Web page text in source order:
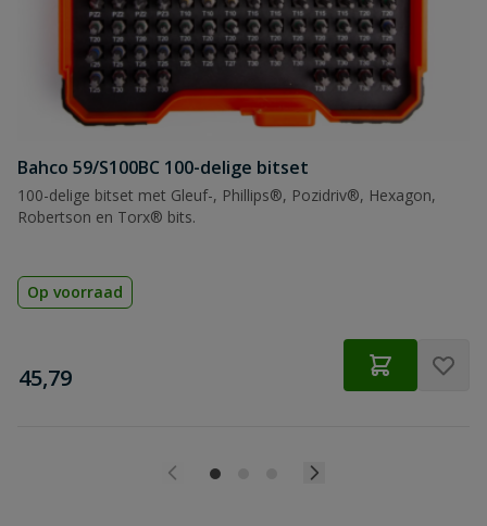
Beoordeling
Beoordeling versturen
Bahco 59/S100BC 100-delige bitset
100-delige bitset met Gleuf-, Phillips®, Pozidriv®, Hexagon,
Robertson en Torx® bits.
Op voorraad
€
45,79